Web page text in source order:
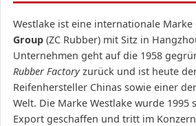
Westlake ist eine internationale Marke
Group (ZC Rubber) mit Sitz in
Unternehmen geht auf die 1958
Rubber Factoryzurück und ist heute
Reifenhersteller Chinas sowie einer
Welt. Die Marke Westlake wurde 1995
Export geschaffen und tritt im